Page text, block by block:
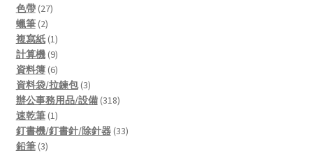
色帶 2727
蠟筆 22
products
複寫紙 11
product
計算機 99
products
資料簿 66
products
資料袋/拉鍊包 33
products
辦公事務用品/設備 318318
速乾筆 11
product
釘書機/釘書針/除針器 3333
鉛筆 33